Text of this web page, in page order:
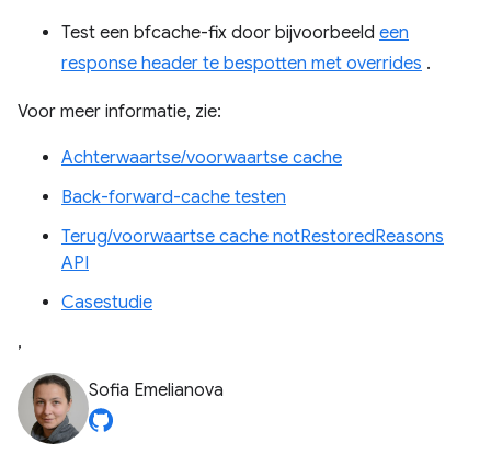
Test een bfcache-fix door bijvoorbeeld een
response header te bespotten met overrides .
Voor meer informatie, zie:
Achterwaartse/voorwaartse cache
Back-forward-cache testen
Terug/voorwaartse cache notRestoredReasons
API
Casestudie
,
Sofia Emelianova